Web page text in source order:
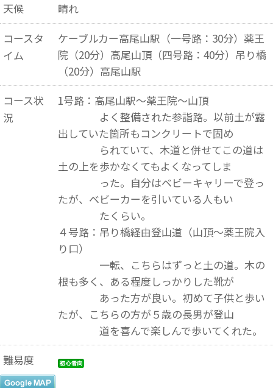
天候
晴れ
コースタ
イム
ケーブルカー高尾山駅（一号路：30分）薬王
院（20分）高尾山頂（四号路：40分）吊り橋
（20分）高尾山駅
コース状
況
1号路：高尾山駅～薬王院～山頂
よく整備された参詣路。以前土が露
出していた箇所もコンクリートで固め
られていて、木道と併せてこの道は
土の上を歩かなくてもよくなってしま
った。自分はベビーキャリーで登っ
たが、ベビーカーを引いている人もい
たくらい。
４号路：吊り橋経由登山道（山頂～薬王院入
り口）
一転、こちらはずっと土の道。木の
根も多く、ある程度しっかりした靴が
あった方が良い。初めて子供と歩い
たが、こちらの方が５歳の長男が登山
道を喜んで楽しんで歩いてくれた。
難易度